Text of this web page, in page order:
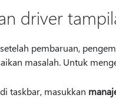
driver
pembaruan,
masalah. Untuk
taskbar, masukkan